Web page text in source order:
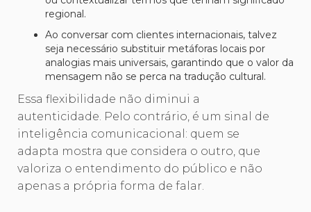
regional.
Ao conversar com clientes internacionais, talvez
seja necessário substituir metáforas locais por
analogias mais universais, garantindo que o valor da
mensagem não se perca na tradução cultural.
Essa flexibilidade não diminui a
autenticidade. Pelo contrário, é um sinal de
inteligência comunicacional: quem se
adapta mostra que considera o outro, que
valoriza o entendimento do público e não
apenas a própria forma de falar.